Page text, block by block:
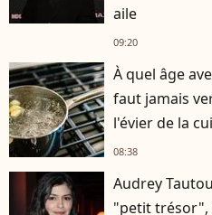
aile
09:20
À quel âge
faut jamais
l'évier de la
08:38
Audrey
"petit trésor",